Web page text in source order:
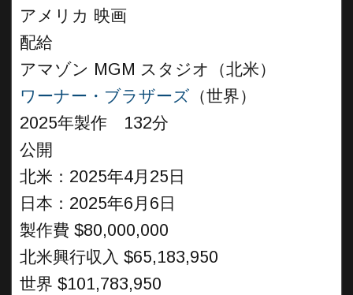
アメリカ 映画
配給
アマゾン MGM スタジオ（北米）
ワーナー・ブラザーズ （世界）
2025年製作 132分
公開
北米：2025年4月25日
日本：2025年6月6日
製作費 $80,000,000
北米興行収入 $65,183,950
世界 $101,783,950